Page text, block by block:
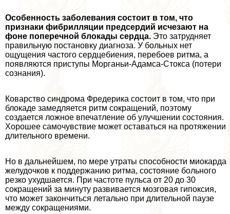
Особенность заболевания состоит в том, что
признаки фибрилляции предсердий исчезают на
фоне поперечной блокады сердца. Это затрудняет
правильную постановку диагноза. У больных нет
ощущения частого сердцебиения, перебоев ритма, а
появляются приступы Морганьи-Адамса-Стокса (потери
сознания).
Коварство синдрома Фредерика состоит в том, что при
блокаде замедляется ритм сокращений, поэтому
создается ложное впечатление об улучшении состояния.
Хорошее самочувствие может оставаться на протяжении
длительного времени.
Но в дальнейшем, по мере утраты способности миокарда
желудочков к поддержанию ритма, состояние больного
резко ухудшается. При частоте пульса от 20 до 30
сокращений за минуту развивается мозговая гипоксия,
что может закончиться летально при длительной паузе
между сокращениями.